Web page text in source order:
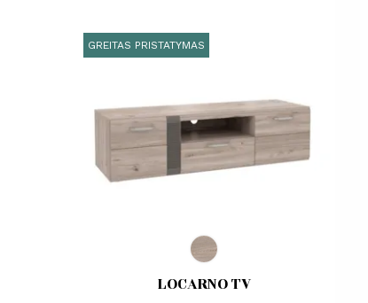
GREITAS PRISTATYMAS
LOCARNO TV